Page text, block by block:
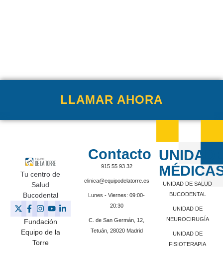
LLAMAR AHORA
Tu centro de
Salud
Bucodental
Fundación
Equipo de la
Torre
Contacto
915 55 93 32
clinica@equipodelatorre.es
Lunes - Viernes: 09:00-
20:30
C. de San Germán, 12,
Tetuán, 28020 Madrid
UNIDAD DE SALUD
BUCODENTAL
UNIDAD DE
NEUROCIRUGÍA
UNIDAD DE
FISIOTERAPIA